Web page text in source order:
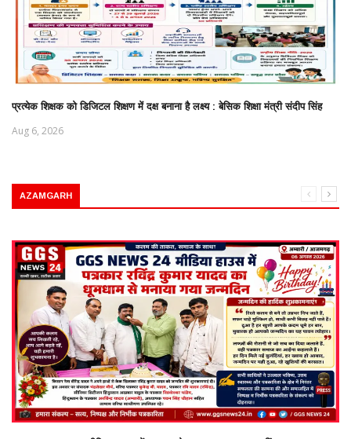
प्रत्येक शिक्षक को डिजिटल शिक्षण में दक्ष बनाना है लक्ष्य : बेसिक शिक्षा मंत्री संदीप सिंह
Aug 6, 2026
AZAMGARH